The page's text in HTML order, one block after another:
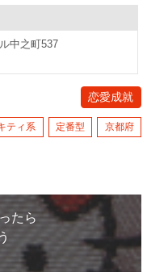
中之町537
恋愛成就
京都府
定番型
ティ系
たら